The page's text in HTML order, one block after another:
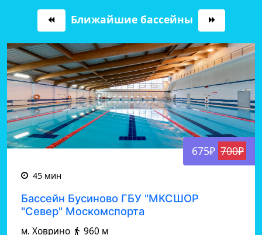
Ближайшие бассейны
675₽ 700₽
45 мин
Бассейн Бусиново ГБУ "МКСШОР
"Север" Москомспорта
м. Ховрино 960 м